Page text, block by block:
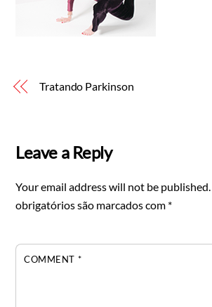
Tratando Parkinson
Leave a Reply
Your email address will not be published.
obrigatórios são marcados com *
COMMENT *